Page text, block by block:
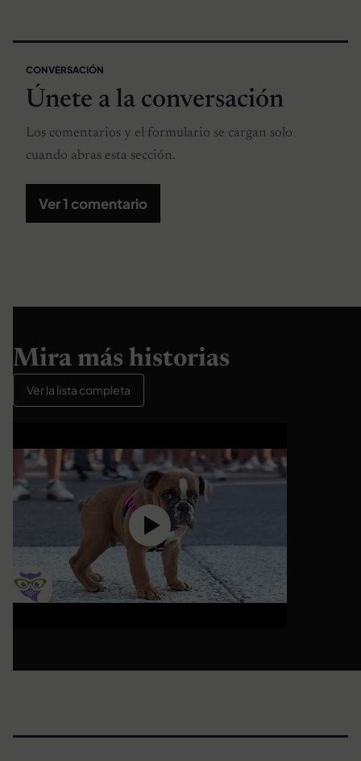
CONVERSACIÓN
Únete a la conversación
Los comentarios y el formulario se cargan solo
cuando abras esta sección.
Ver 1 comentario
Mira más historias
Ver la lista completa